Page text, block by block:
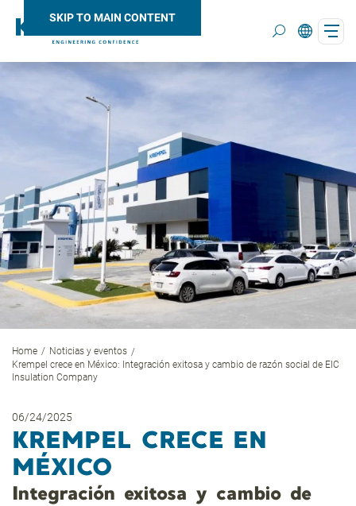
SKIP TO MAIN CONTENT
Home
Noticias y eventos
Krempel crece en México: Integración exitosa y cambio de razón social de EIC
Insulation Company
06/24/2025
KREMPEL CRECE EN
MÉXICO
Integración exitosa y cambio de